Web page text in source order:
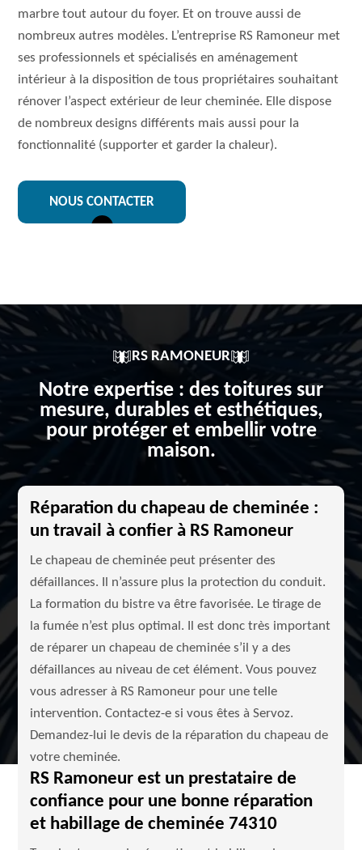
marbre tout autour du foyer. Et on trouve aussi de
nombreux autres modèles. L’entreprise RS Ramoneur met
ses professionnels et spécialisés en aménagement
intérieur à la disposition de tous propriétaires souhaitant
rénover l’aspect extérieur de leur cheminée. Elle dispose
de nombreux designs différents mais aussi pour la
fonctionnalité (supporter et garder la chaleur).
NOUS CONTACTER
RS RAMONEUR
Notre expertise : des toitures sur
mesure, durables et esthétiques,
pour protéger et embellir votre
maison.
Réparation du chapeau de cheminée :
un travail à confier à RS Ramoneur
Le chapeau de cheminée peut présenter des
défaillances. Il n’assure plus la protection du conduit.
La formation du bistre va être favorisée. Le tirage de
la fumée n’est plus optimal. Il est donc très important
de réparer un chapeau de cheminée s’il y a des
défaillances au niveau de cet élément. Vous pouvez
vous adresser à RS Ramoneur pour une telle
intervention. Contactez-e si vous êtes à Servoz.
Demandez-lui le devis de la réparation du chapeau de
votre cheminée.
RS Ramoneur est un prestataire de
confiance pour une bonne réparation
et habillage de cheminée 74310